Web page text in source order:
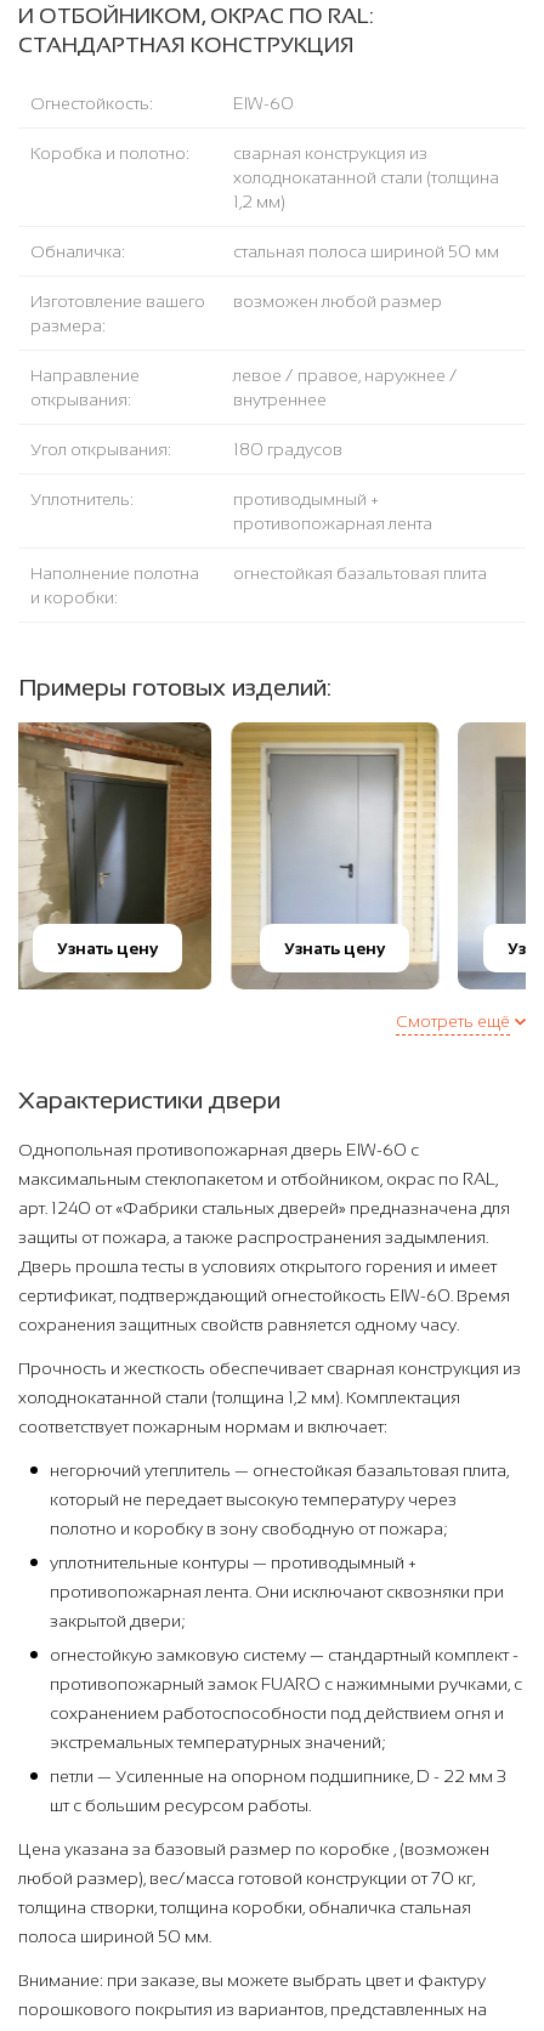
И ОТБОЙНИКОМ, ОКРАС ПО RAL:
СТАНДАРТНАЯ КОНСТРУКЦИЯ
Огнестойкость: EIW-60
Коробка и полотно:
сварная конструкция из
холоднокатанной стали (толщина
1,2 мм)
Обналичка: стальная полоса шириной 50 мм
Изготовление вашего
размера:
возможен любой размер
Направление
открывания:
левое / правое, наружнее /
внутреннее
Угол открывания: 180 градусов
Уплотнитель:
противодымный +
противопожарная лента
Наполнение полотна
и коробки:
огнестойкая базальтовая плита
Примеры готовых изделий:
Узнать цену Узнать цену
Смотреть ещё
Характеристики двери
Однопольная противопожарная дверь EIW-60 с
максимальным стеклопакетом и отбойником, окрас по RAL,
арт. 1240 от «Фабрики стальных дверей» предназначена для
защиты от пожара, а также распространения задымления.
Дверь прошла тесты в условиях открытого горения и имеет
сертификат, подтверждающий огнестойкость EIW-60. Время
сохранения защитных свойств равняется одному часу.
Прочность и жесткость обеспечивает сварная конструкция из
холоднокатанной стали (толщина 1,2 мм). Комплектация
соответствует пожарным нормам и включает:
негорючий утеплитель — огнестойкая базальтовая плита,
который не передает высокую температуру через
полотно и коробку в зону свободную от пожара;
уплотнительные контуры — противодымный +
противопожарная лента. Они исключают сквозняки при
закрытой двери;
огнестойкую замковую систему — стандартный комплект -
противопожарный замок FUARO с нажимными ручками, с
сохранением работоспособности под действием огня и
экстремальных температурных значений;
петли — Усиленные на опорном подшипнике, D - 22 мм 3
шт с большим ресурсом работы.
Цена указана за базовый размер по коробке , (возможен
любой размер), вес/масса готовой конструкции от 70 кг,
толщина створки, толщина коробки, обналичка стальная
полоса шириной 50 мм.
Внимание: при заказе, вы можете выбрать цвет и фактуру
порошкового покрытия из вариантов, представленных на